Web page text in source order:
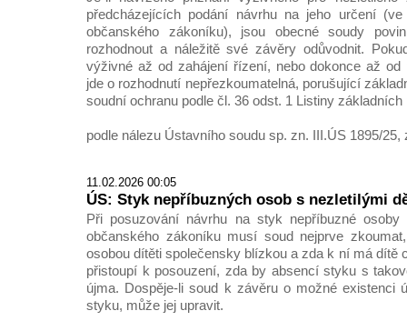
předcházejících podání návrhu na jeho určení
občanského zákoníku), jsou obecné soudy
rozhodnout a náležitě své závěry odůvodnit.
výživné až od zahájení řízení, nebo dokonce až od
jde o rozhodnutí nepřezkoumatelná, porušující
soudní ochranu podle čl. 36 odst. 1 Listiny
podle nálezu Ústavního soudu sp. zn. III.ÚS 1895/25,
11.02.2026 00:05
ÚS: Styk nepříbuzných osob s nezletilými
Při posuzování návrhu na styk nepříbuzné
občanského zákoníku musí soud nejprve
osobou dítěti společensky blízkou a zda k ní má dítě
přistoupí k posouzení, zda by absencí styku s
újma. Dospěje-li soud k závěru o možné existenci
styku, může jej upravit.